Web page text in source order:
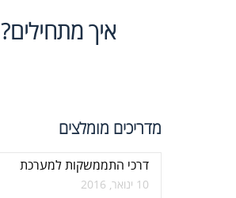
איך מתחילים?
מדריכים מומלצים
דרכי התממשקות למערכת
10 ינואר, 2016